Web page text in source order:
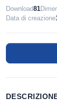
Download81
Data di creazione